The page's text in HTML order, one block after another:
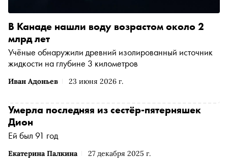
Иван Адоньев 23 июня 2026 г.
В Канаде нашли воду возрастом около 2
млрд лет
Учёные обнаружили древний изолированный источник
жидкости на глубине 3 километров
Екатерина Палкина 27 декабря 2025 г.
Умерла последняя из сестёр-пятерняшек
Дион
Ей был 91 год